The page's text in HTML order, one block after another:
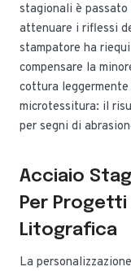
stagionali è
attenuare i riflessi
stampatore ha
compensare la
cottura
microtessitura: il
per segni di
Acciaio
Per Progetti
Litografica
La